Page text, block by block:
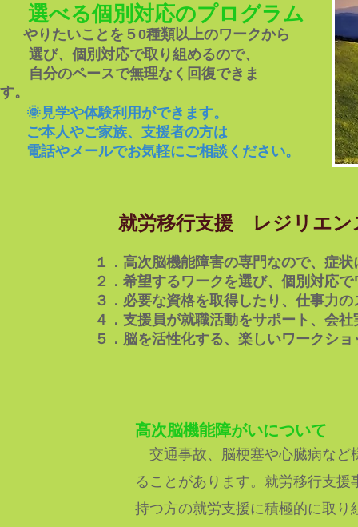
選べる個別対応のプログラム
やりたいことを５0種類以上のワーク​から
選び、個別対応で取り組めるので、
自分のペースで無理なく回復できま
す。
🌞見学や体験利用ができます。
ご本人やご家族、支援者の方は
電話やメールでお気軽にご相談ください。
高次脳機能障がいについて
交通事故、脳梗塞や心臓病など
ることがあります。就労移行支
持つ方の就労支援に積極的に取
​ 就労移行支援 レジリエン
１． 高次脳機能障害の専門なので、症
２．希望するワークを選び、個別対応
３．必要な資格を取得したり、仕事力の
４．支援員が就職活動をサポート、会
５．脳を活性化する、楽しいワークシ